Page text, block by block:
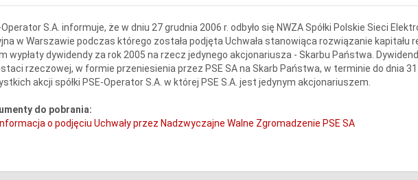
Operator S.A. informuje, że w dniu 27 grudnia 2006 r. odbyło się NWZA Spółki Polskie Sieci
w Warszawie podczas którego została podjęta Uchwała stanowiąca rozwiązanie kapitału
wypłaty dywidendy za rok 2005 na rzecz jedynego akcjonariusza - Skarbu Państwa.
rzeczowej, w formie przeniesienia przez PSE SA na Skarb Państwa, w terminie do dnia 31
akcji spółki PSE-Operator S.A. w której PSE S.A. jest jedynym akcjonariuszem.
do pobrania:
Informacja o podjęciu Uchwały przez Nadzwyczajne Walne Zgromadzenie PSE SA